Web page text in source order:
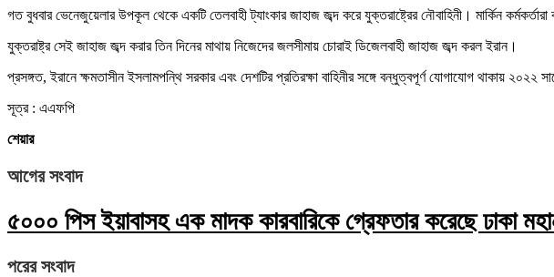
গত বুধবার ভেনেজুয়েলার উপকূল থেকে একটি তেলবাহী ট্যাংকার জাহাজ জব্দ করে যুক্তরাষ্ট্রের নৌবাহিনী। মার্কিন
যুক্তরাষ্ট্র সেই জাহাজ জব্দ করার তিন দিনের মাথায় নিজেদের জলসীমায় চোরাই ডিজেলবাহী জাহাজ জব্দ করল ইরান।
প্রসঙ্গত, ইরানে ক্ষমতাসীন ইসলামপন্থি সরকার এবং দেশটির প্রতিরক্ষা বাহিনীর সঙ্গে বন্ধুত্বপূর্ণ যোগাযোগ থাকায় ২০২২
সূত্র : এএফপি
শেয়ার
আগের সংবাদ
৫০০০ পিস ইয়াবাসহ এক মাদক কারবারিকে গ্রেফতার করেছে ঢাকা
পরের সংবাদ